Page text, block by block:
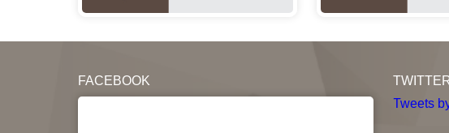
FACEBOOK
Tweets